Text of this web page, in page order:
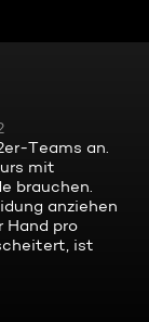
Teams an.
mit
brauchen.
anziehen
Hand pro
ist